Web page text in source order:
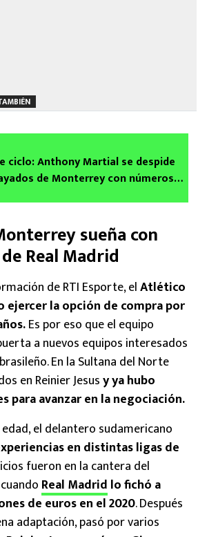
ciclo: Anthony Martial se despide
de Monterrey con números
sueña con
Real Madrid
de RTI Esporte, elAtlético
la opción de compra por
Es por eso que el equipo
a nuevos equipos interesados
En la Sultana del Norte
en Reinier Jesusy ya hubo
para avanzar en la negociación.
el delantero sudamericano
en distintas ligas de
fueron en la cantera del
Real Madrid lo fichó a
de euros en el 2020. Después
adaptación, pasó por varios